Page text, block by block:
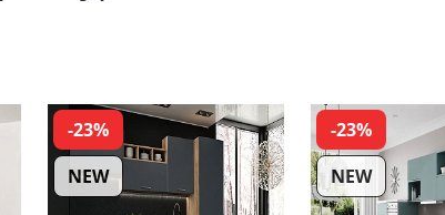
-23%
NEW
-23%
NEW